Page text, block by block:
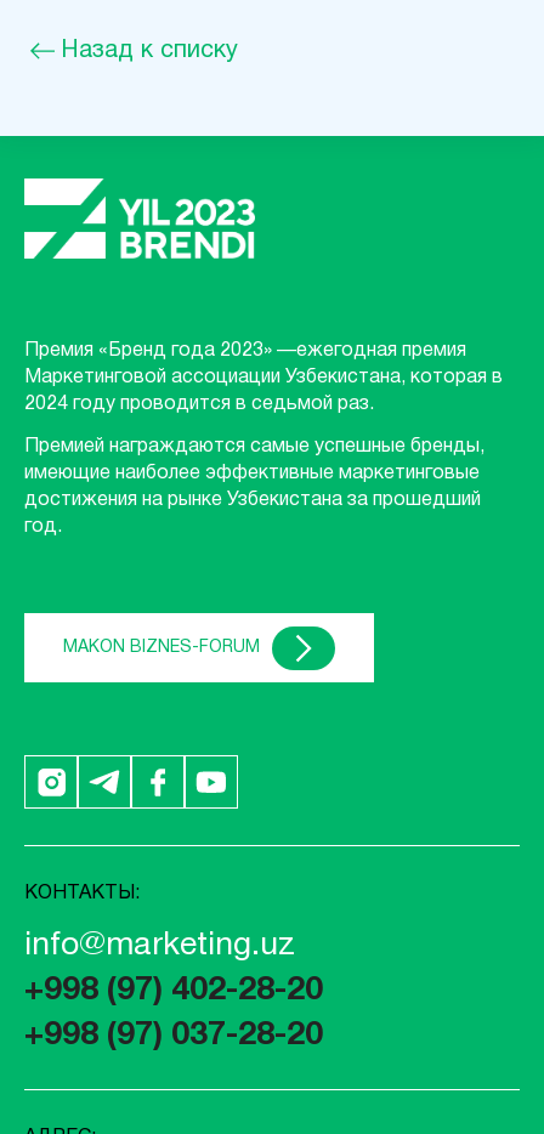
Назад к списку
Премия «Бренд года 2023» —ежегодная премия
Маркетинговой ассоциации Узбекистана, которая в
2024 году проводится в седьмой раз.
Премией награждаются самые успешные бренды,
имеющие наиболее эффективные маркетинговые
достижения на рынке Узбекистана за прошедший
год.
MAKON BIZNES-FORUM
КОНТАКТЫ:
info@marketing.uz
+998 (97) 402-28-20
+998 (97) 037-28-20